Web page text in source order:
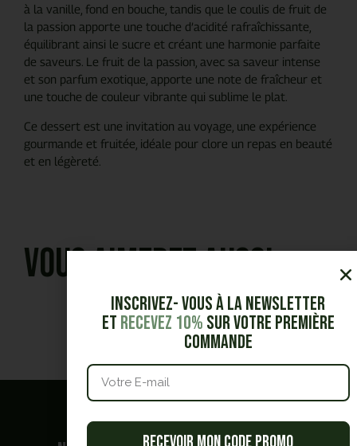
à la vanille, fond en bouche, tandis que le coulis de fruit de
la passion apporte une touche d’acidité rafraîchissante,
équilibrant ainsi le sucre et créant une harmonie parfaite
de saveurs. Le fruit de la passion, avec sa saveur intense
et son parfum exotique, apporte une note de fraîcheur et
une touche de couleur vibrante qui sublime le plat.
Ce dessert est une invitation au voyage, une expérience
gourmande et fruitée, idéale pour clore un repas en beauté
et en légèreté.
Vous aimerez aussi
Quel estvotre besoin ?
Inscrivez- vous à la Newsletter
et Recevez 10% sur votre première
commande